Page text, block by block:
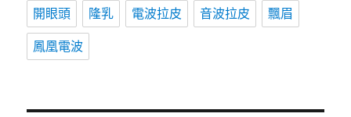
開眼頭 隆乳 電波拉皮 音波拉皮 飄眉
鳳凰電波